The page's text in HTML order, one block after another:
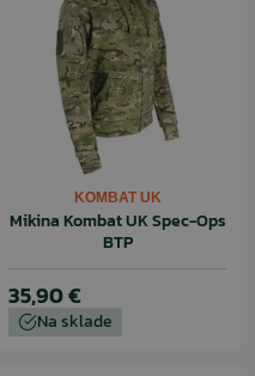
KOMBAT UK
Mikina Kombat UK Spec-Ops
BTP
35,90 €
Na sklade